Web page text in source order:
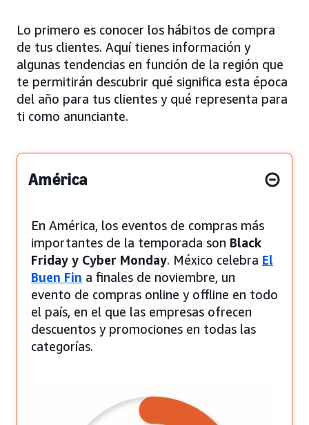
Lo primero es conocer los hábitos de compra
de tus clientes. Aquí tienes información y
algunas tendencias en función de la región que
te permitirán descubrir qué significa esta época
del año para tus clientes y qué representa para
ti como anunciante.
América
En América, los eventos de compras más
importantes de la temporada son Black
Friday y Cyber Monday. México celebra El
Buen Fin a finales de noviembre, un
evento de compras online y offline en todo
el país, en el que las empresas ofrecen
descuentos y promociones en todas las
categorías.